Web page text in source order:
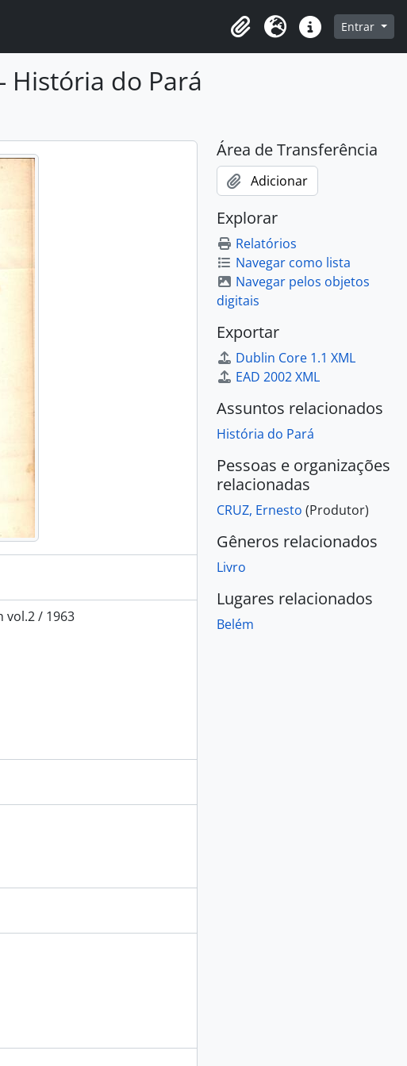
Área de Transferência
Idioma Atalhos Entrar
História do Pará
vol.2 / 1963
Área de Transferência
Adicionar
Explorar
Relatórios
Navegar como lista
Navegar pelos objetos
digitais
Exportar
Dublin Core 1.1 XML
EAD 2002 XML
Assuntos relacionados
História do Pará
Pessoas e organizações
relacionadas
CRUZ, Ernesto (Produtor)
Gêneros relacionados
Livro
Lugares relacionados
Belém